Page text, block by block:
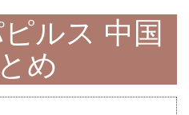
v
i
t
ルス 中国
め